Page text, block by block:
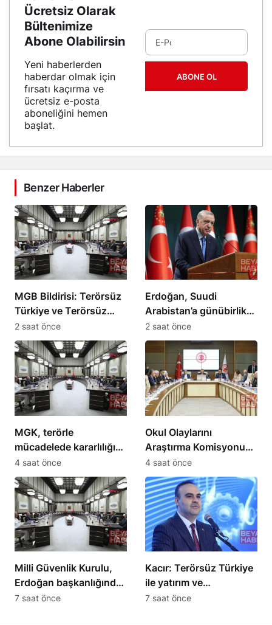
Ücretsiz Olarak
Bültenimize
Abone Olabilirsin
Yeni haberlerden
haberdar olmak için
fırsatı kaçırma ve
ücretsiz e-posta
aboneliğini hemen
başlat.
ABONE OL
Benzer Haberler
MGB Bildirisi: Terörsüz
Türkiye ve Terörsüz
Bölge hedeflerine
ilerleme kaydedildi
2 saat önce
Erdoğan, Suudi
Arabistan’a günübirlik
çalışma ziyareti
yapacak
2 saat önce
MGK, terörle
mücadelede kararlılığın
süreceğini açıkladı
4 saat önce
Okul Olaylarını
Araştırma Komisyonu
milletvekilleri önerilerini
sundu
4 saat önce
Milli Güvenlik Kurulu,
Erdoğan başkanlığında
toplandı
7 saat önce
Kacır: Terörsüz Türkiye
ile yatırım ve
kalkınmanın önü
7 saat önce